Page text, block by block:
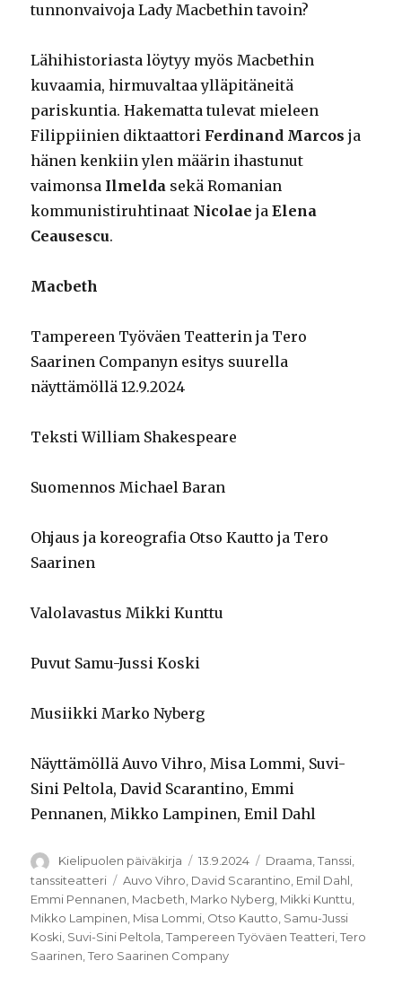
tunnonvaivoja Lady Macbethin tavoin?
Lähihistoriasta löytyy myös Macbethin
kuvaamia, hirmuvaltaa ylläpitäneitä
pariskuntia. Hakematta tulevat mieleen
Filippiinien diktaattori Ferdinand Marcos ja
hänen kenkiin ylen määrin ihastunut
vaimonsa Ilmelda sekä Romanian
kommunistiruhtinaat Nicolae jaElena
Ceausescu.
Macbeth
Tampereen Työväen Teatterin ja Tero
Saarinen Companyn esitys suurella
näyttämöllä 12.9.2024
Teksti William Shakespeare
Suomennos Michael Baran
Ohjaus ja koreografia Otso Kautto ja Tero
Saarinen
Valolavastus Mikki Kunttu
Puvut Samu-Jussi Koski
Musiikki Marko Nyberg
Näyttämöllä Auvo Vihro, Misa Lommi, Suvi-
Sini Peltola, David Scarantino, Emmi
Pennanen, Mikko Lampinen, Emil Dahl
Kirjoittaja
Kielipuolen päiväkirja Julkaistu
13.9.2024 Kategoriat
Draama,Tanssi,
tanssiteatteri
Avainsanat
Auvo Vihro David Scarantino Emil Dahl
Emmi Pennanen Macbeth Marko Nyberg Mikki Kunttu
Mikko Lampinen Misa Lommi Otso Kautto Samu-Jussi
Koski Suvi-Sini Peltola ,Tampereen Työväen Teatteri ,Tero
Saarinen ,Tero Saarinen Company